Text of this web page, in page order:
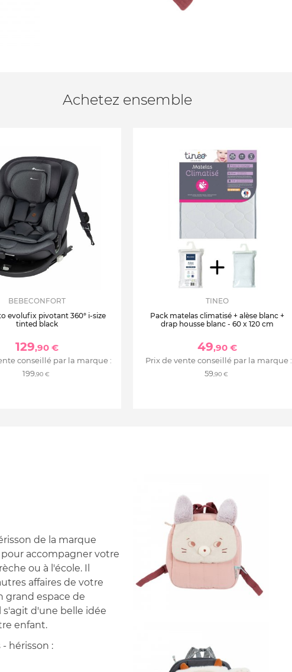
Achetez ensemble
BEBECONFORT
evolufix pivotant 360° i-size
tinted black
129,90 €
conseillé par la marque :
199,90 €
TINEO
Pack matelas climatisé + alèse blanc +
drap housse blanc - 60 x 120 cm
49,90 €
Prix de vente conseillé par la marque :
59,90 €
de la marque
pour accompagner votre
ou à l'école. Il
affaires de votre
grand espace de
d'une belle idée
enfant.
hérisson :